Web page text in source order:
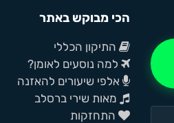
הכי מבוקש באתר
התיקון הכללי
למה נוסעים לאומן?
אלפי שיעורים להאזנה
מאות שירי ברסלב
התחזקות